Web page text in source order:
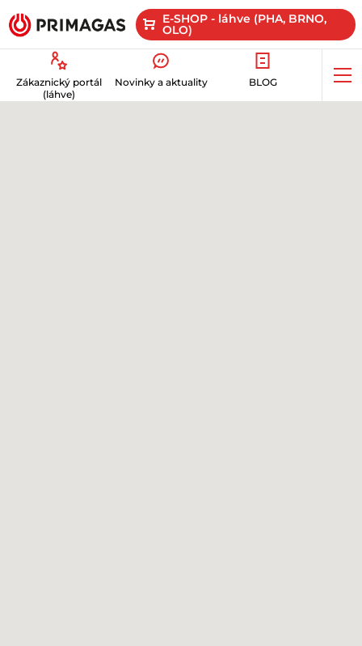
E-SHOP - láhve (PHA, BRNO,
OLO)
Zákaznický portál
(láhve)
Novinky a aktuality BLOG